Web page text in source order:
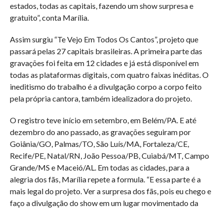
estados, todas as capitais, fazendo um show surpresa e
gratuito”, conta Marília.
Assim surgiu “Te Vejo Em Todos Os Cantos”, projeto que
passará pelas 27 capitais brasileiras. A primeira parte das
gravações foi feita em 12 cidades e já está disponível em
todas as plataformas digitais, com quatro faixas inéditas. O
ineditismo do trabalho é a divulgação corpo a corpo feito
pela própria cantora, também idealizadora do projeto.
O registro teve início em setembro, em Belém/PA. E até
dezembro do ano passado, as gravações seguiram por
Goiânia/GO, Palmas/TO, São Luís/MA, Fortaleza/CE,
Recife/PE, Natal/RN, João Pessoa/PB, Cuiabá/MT, Campo
Grande/MS e Maceió/AL. Em todas as cidades, para a
alegria dos fãs, Marília repete a formula. “E essa parte é a
mais legal do projeto. Ver a surpresa dos fãs, pois eu chego e
faço a divulgação do show em um lugar movimentado da